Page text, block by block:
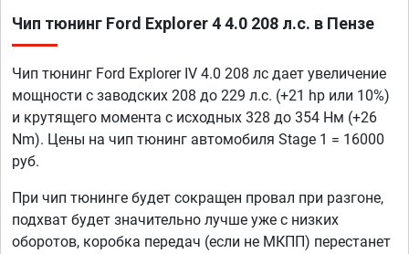
Чип тюнинг Ford Explorer 4 4.0 208 л.с. в Пензе
Чип тюнинг Ford Explorer IV 4.0 208 лс дает увеличение
мощности с заводских 208 до 229 л.с. (+21 hp или 10%)
и крутящего момента с исходных 328 до 354 Нм (+26
Nm). Цены на чип тюнинг автомобиля Stage 1 = 16000
руб.
При чип тюнинге будет сокращен провал при разгоне,
подхват будет значительно лучше уже с низких
оборотов, коробка передач (если не МКПП) перестанет